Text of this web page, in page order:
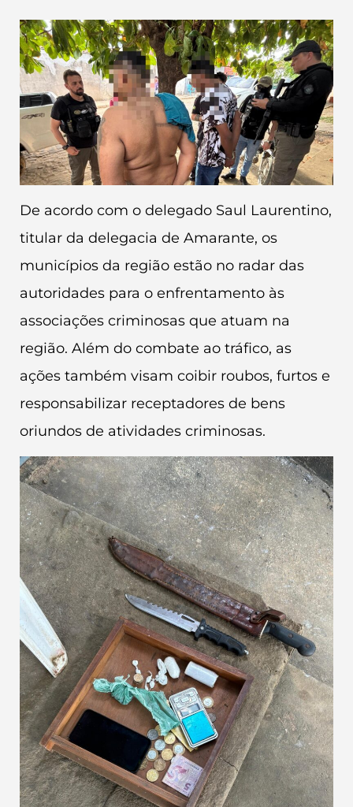
De acordo com o delegado Saul Laurentino,
titular da delegacia de Amarante, os
municípios da região estão no radar das
autoridades para o enfrentamento às
associações criminosas que atuam na
região. Além do combate ao tráfico, as
ações também visam coibir roubos, furtos e
responsabilizar receptadores de bens
oriundos de atividades criminosas.